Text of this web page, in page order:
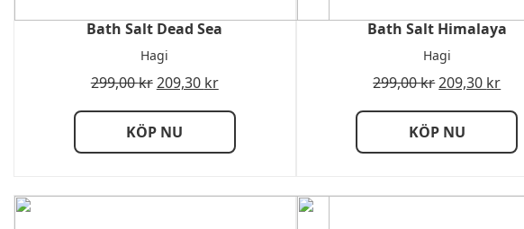
Bath Salt Dead Sea
Hagi
299,00kr209,30 kr
KÖP NU
Bath Salt Himalaya
Hagi
299,00kr209,30 kr
KÖP NU